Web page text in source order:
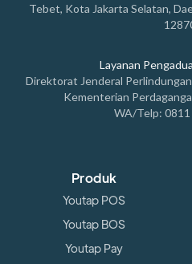
Tebet, Kota Jakarta Selatan,
Layanan
Direktorat Jenderal
Kementerian
WA/Telp:
Produk
Youtap POS
Youtap BOS
Youtap Pay